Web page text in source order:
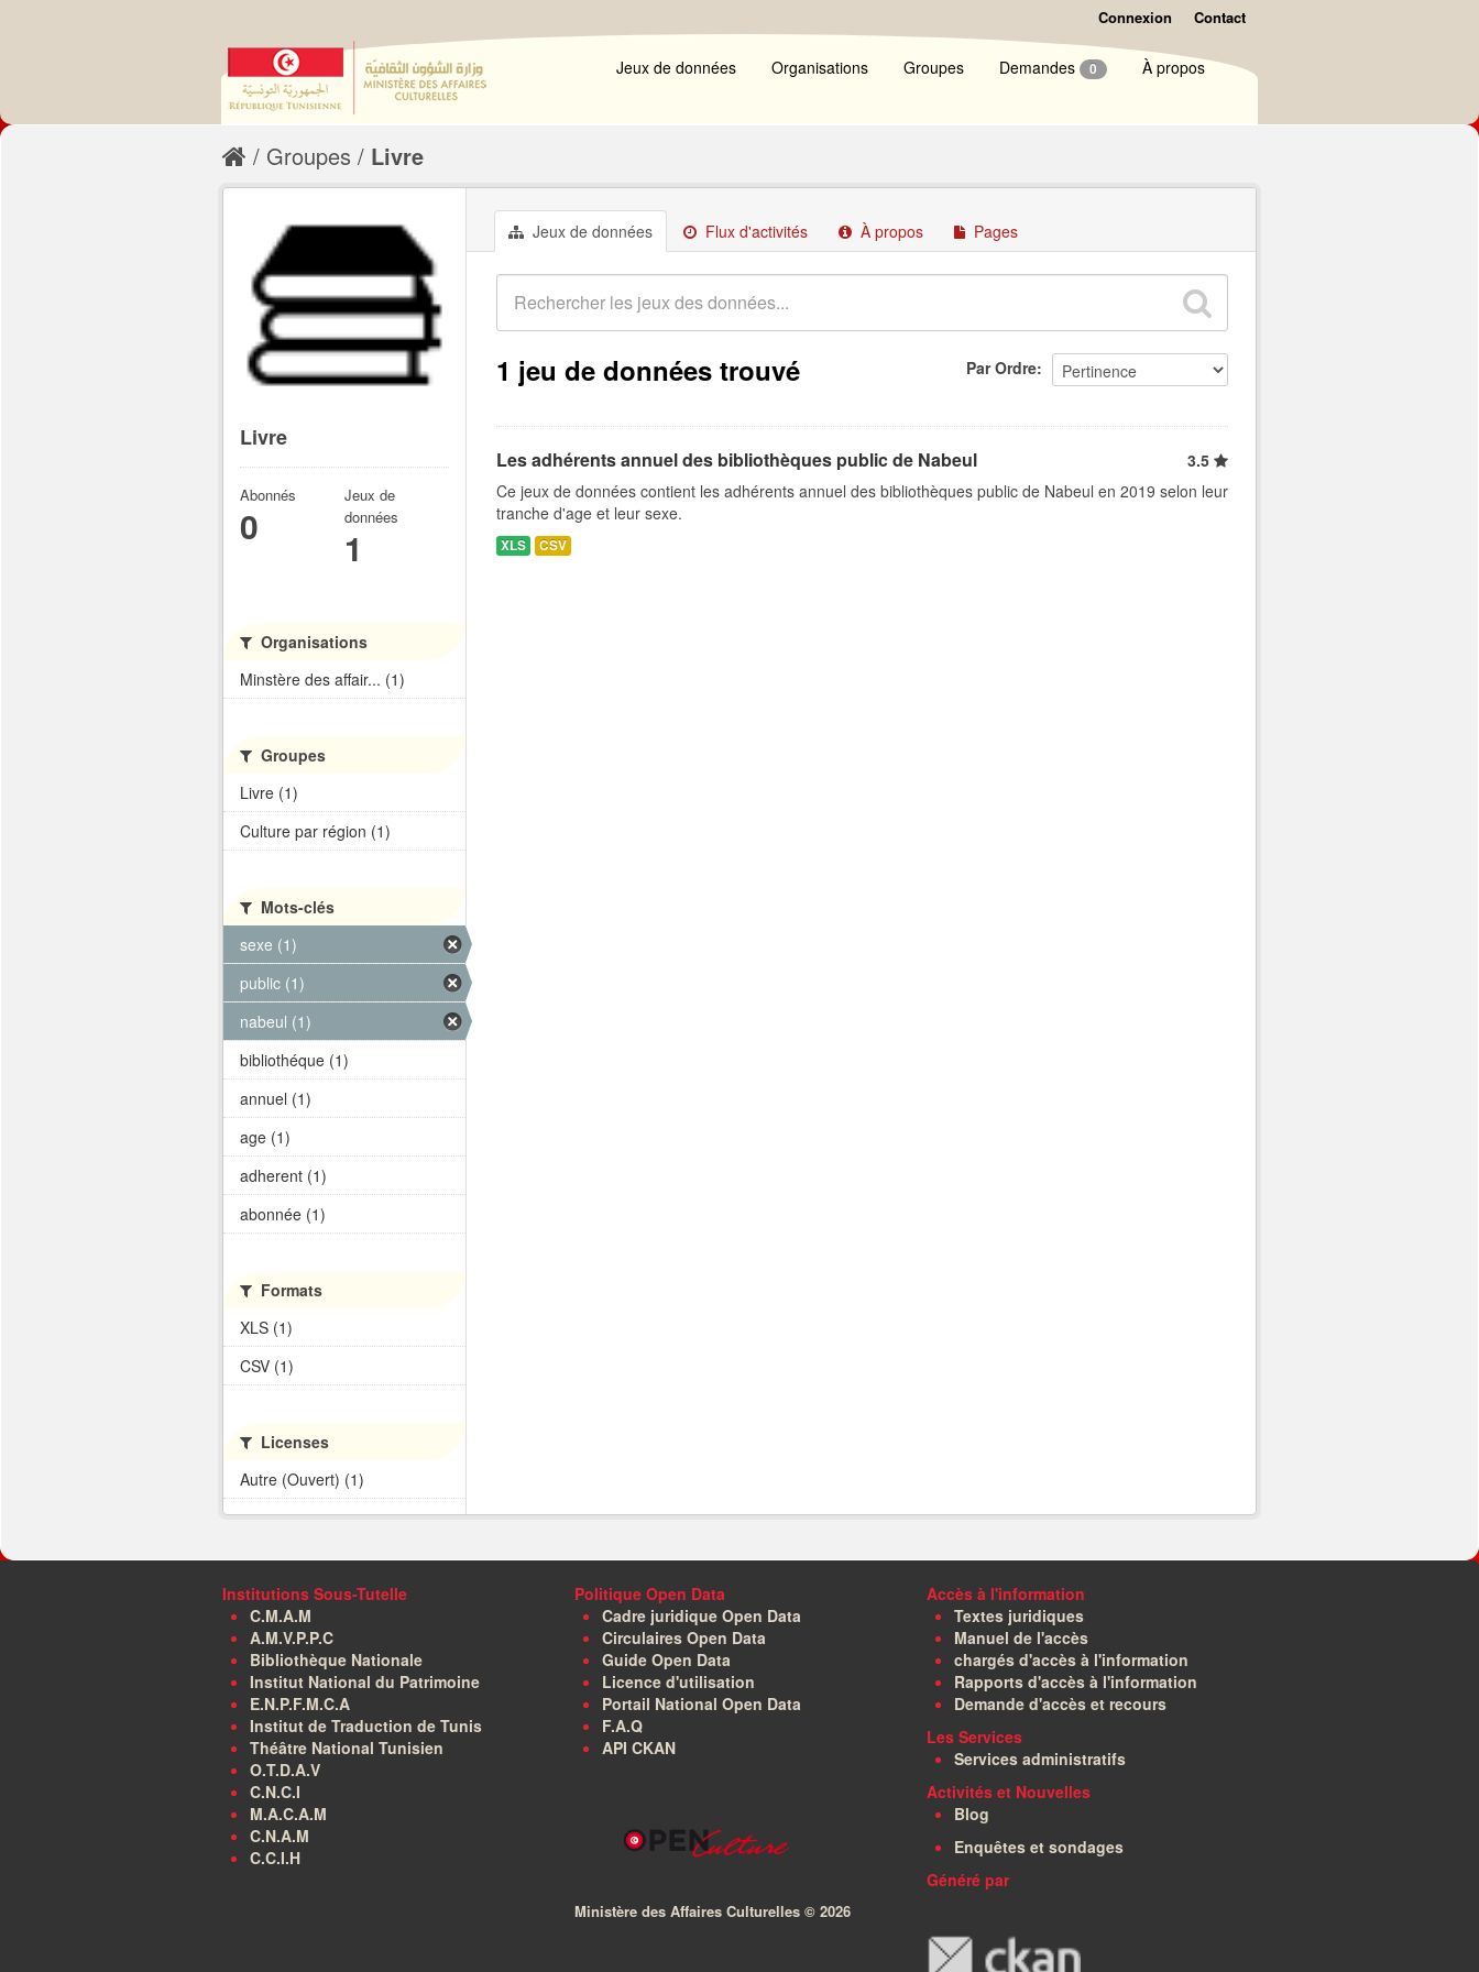
Connexion Contact
Jeux de données Organisations Groupes Demandes 0 À propos
Groupes Livre
Jeux de données Flux d'activités À propos Pages
Par Ordre
1 jeu de données trouvé
Les adhérents annuel des bibliothèques public de Nabeul
3.5
Ce jeux de données contient les adhérents annuel des bibliothèques public de Nabeul en 2019 selon leur
tranche d'age et leur sexe.
XLS CSV
Livre
Abonnés
0
Jeux de
données
1
Organisations
Minstère des affair... (1)
Groupes
Livre (1)
Culture par région (1)
Mots-clés
sexe (1)
public (1)
nabeul (1)
bibliothéque (1)
annuel (1)
age (1)
adherent (1)
abonnée (1)
Formats
XLS (1)
CSV (1)
Licenses
Autre (Ouvert) (1)
Institutions Sous-Tutelle
C.M.A.M
A.M.V.P.P.C
Bibliothèque Nationale
Institut National du Patrimoine
E.N.P.F.M.C.A
Institut de Traduction de Tunis
Théâtre National Tunisien
O.T.D.A.V
C.N.C.I
M.A.C.A.M
C.N.A.M
C.C.I.H
Politique Open Data
Cadre juridique Open Data
Circulaires Open Data
Guide Open Data
Licence d'utilisation
Portail National Open Data
F.A.Q
API CKAN
Ministère des Affaires Culturelles © 2026
Accès à l'information
Textes juridiques
Manuel de l'accès
chargés d'accès à l'information
Rapports d'accès à l'information
Demande d'accès et recours
Les Services
Services administratifs
Activités et Nouvelles
Blog
Enquêtes et sondages
Généré par